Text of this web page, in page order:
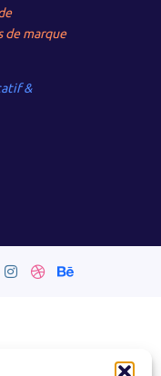
de marque
&